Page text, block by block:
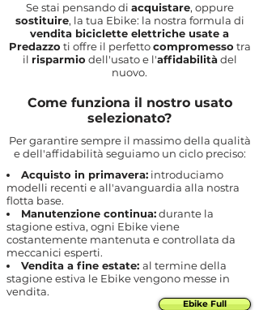
Se stai pensando di acquistare, oppure
sostituire, la tua Ebike: la nostra formula di
vendita biciclette elettriche usate a
Predazzo ti offre il perfettocompromesso tra
il risparmio dell'usato e l'affidabilitàdel
nuovo.
Come funziona il nostro usato
selezionato?
Per garantire sempre il massimo della qualità
e dell'affidabilità seguiamo un ciclo preciso:
Acquisto in primavera: introduciamo
modelli recenti e all'avanguardia alla nostra
flotta base.
Manutenzione continua:durante la
stagione estiva, ogni Ebike viene
costantemente mantenuta e controllata da
meccanici esperti.
Vendita a fine estate: al termine della
stagione estiva le Ebike vengono messe in
vendita.
Ebike Full